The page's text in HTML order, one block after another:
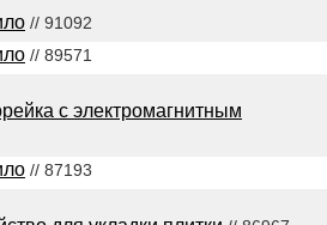
// 91092
// 89571
с электромагнитным
// 87193